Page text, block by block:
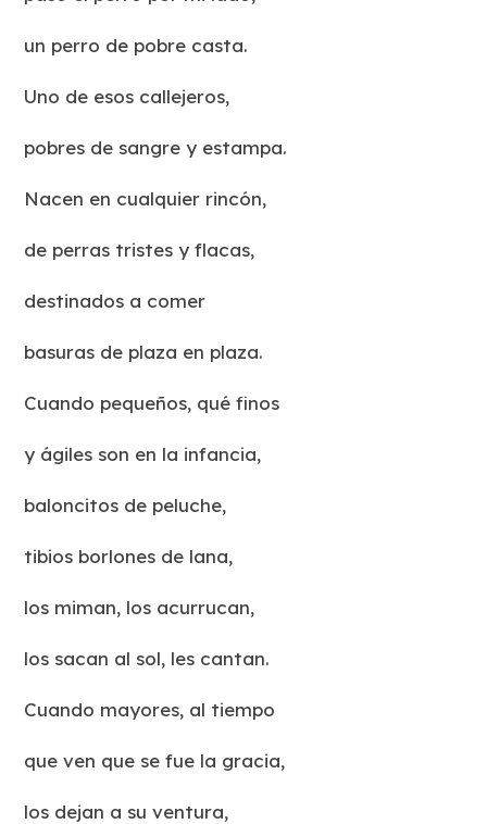
un perro de pobre casta.
Uno de esos callejeros,
pobres de sangre y estampa.
Nacen en cualquier rincón,
de perras tristes y flacas,
destinados a comer
basuras de plaza en plaza.
Cuando pequeños, qué finos
y ágiles son en la infancia,
baloncitos de peluche,
tibios borlones de lana,
los miman, los acurrucan,
los sacan al sol, les cantan.
Cuando mayores, al tiempo
que ven que se fue la gracia,
los dejan a su ventura,